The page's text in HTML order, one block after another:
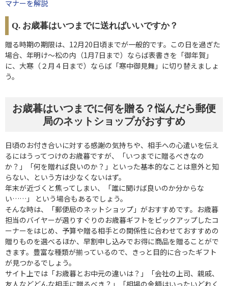
マナーを解説
Q. お歳暮はいつまでに送ればいいですか？
贈る時期の期限は、12月20日頃までが一般的です。この日を過ぎた
場合、年明け～松の内（1月7日まで）ならば表書きを「御年賀」
に、大寒（２月４日まで）ならば「寒中御見舞」に切り替えましょ
う。
お歳暮はいつまでに何を贈る？悩んだら郵便
局のネットショップがおすすめ
日頃のお付き合いに対する感謝の気持ちや、相手への心遣いを伝え
るにはうってつけのお歳暮ですが、「いつまでに贈るべきなの
か？」「何を贈れば良いのか？」といった基本的なことは意外と知
らない、という方は少なくないはず。
年末が近づくと焦ってしまい、「誰に聞けば良いのか分からな
い……」 という場合もあるでしょう。
そんな時は、「郵便局のネットショップ」がおすすめです。お歳暮
担当のバイヤーが選りすぐりのお歳暮ギフトをピックアップしたコ
ーナーをはじめ、予算や贈る相手との関係性に合わせておすすめの
贈りものを選べるほか、早割申し込みでお得に商品を贈ることがで
きます。豊富な種類が揃っているので、きっと目的に合ったギフト
が見つかるでしょう。
サイト上では「お歳暮とお中元の違いは？」「会社の上司、親戚、
友人などどんな相手に贈るべき？」「相場の金額はいったいどれく